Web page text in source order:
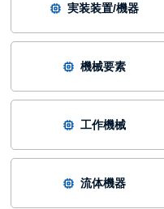
実装装置/機器
機械要素
工作機械
流体機器